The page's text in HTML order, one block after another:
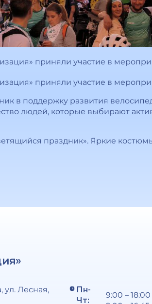
приняли участие в
приняли участие в
в поддержку развития
людей, которые выбирают
праздник». Яркие
ул. Лесная,
Пн-
Чт:
9:00 – 18:00